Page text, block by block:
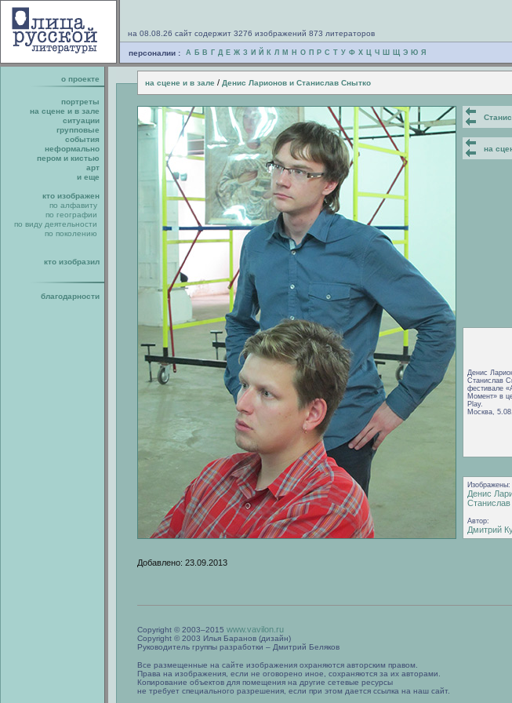
на 08.08.26 сайт содержит 3276 изображений 873 литераторов
персоналии : А Б В Г Д Е Ж З И Й К Л М Н О П Р С Т У Ф Х Ц Ч Ш Щ Э Ю Я
о проекте на сцене и в зале / Денис Ларионов и Станислав Снытко
портреты
на сцене и в зале
ситуации
групповые
события
неформально
пером и кистью
арт
и еще
кто изображен
по алфавиту
по географии
по виду деятельности
по поколению
кто изобразил
благодарности
на
Денис
Станислав
фестивале
Момент» в
Play.
Москва,
Изображены:
Денис
Автор:
Дмитрий
Добавлено: 23.09.2013
Copyright © 2003–2015 www.vavilon.ru
Copyright © 2003 Илья Баранов (дизайн)
Руководитель группы разработки – Дмитрий Беляков
Все размещенные на сайте изображения охраняются авторским правом.
Права на изображения, если не оговорено иное, сохраняются за их авторами.
Копирование объектов для помещения на другие сетевые ресурсы
не требует специального разрешения, если при этом дается ссылка на наш сайт.